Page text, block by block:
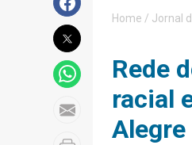
Home / Jornal
Rede
racial
Alegre